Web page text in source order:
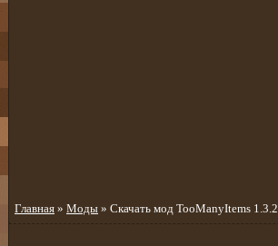
Главная » Моды » Скачать мод TooManyItems 1.3.2